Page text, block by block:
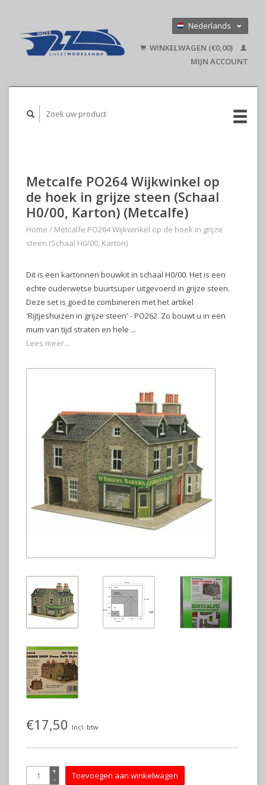
Nederlands
English
WINKELWAGEN (€0,00)
MIJN ACCOUNT
Metcalfe PO264 Wijkwinkel op
de hoek in grijze steen (Schaal
H0/00, Karton) (Metcalfe)
Home / Metcalfe PO264 Wijkwinkel op de hoek in grijze
steen (Schaal H0/00, Karton)
Dit is een kartonnen bouwkit in schaal H0/00. Het is een
echte ouderwetse buurtsuper uitgevoerd in grijze steen.
Deze set is goed te combineren met het artikel
'Rijtjeshuizen in grijze steen' - PO262. Zo bouwt u in een
mum van tijd straten en hele ...
Lees meer...
€17,50 Incl. btw
+
- Toevoegen aan winkelwagen